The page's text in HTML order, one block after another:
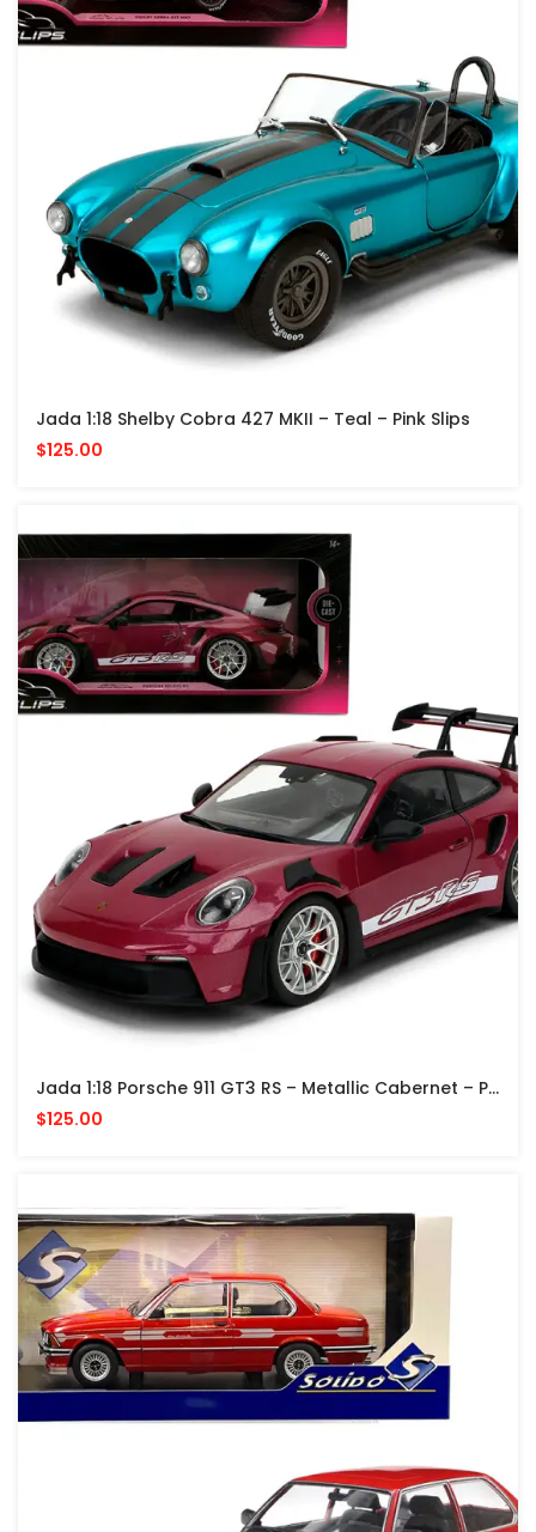
Jada 1:18 Shelby Cobra 427 MKII – Teal – Pink Slips
$125.00
Jada 1:18 Porsche 911 GT3 RS – Metallic Cabernet – Pink Slips Wave 6
$125.00